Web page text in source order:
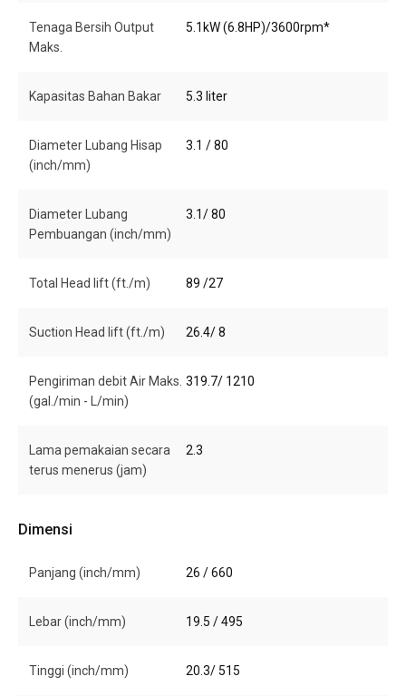
Tenaga Bersih Output
Maks.
5.1kW (6.8HP)/3600rpm*
Kapasitas Bahan Bakar 5.3 liter
Diameter Lubang Hisap
(inch/mm)
3.1 / 80
Diameter Lubang
Pembuangan (inch/mm)
3.1/ 80
Total Head lift (ft./m) 89 /27
Suction Head lift (ft./m) 26.4/ 8
Pengiriman debit Air Maks.
(gal./min - L/min)
319.7/ 1210
Lama pemakaian secara
terus menerus (jam)
2.3
Dimensi
Panjang (inch/mm) 26 / 660
Lebar (inch/mm) 19.5 / 495
Tinggi (inch/mm) 20.3/ 515